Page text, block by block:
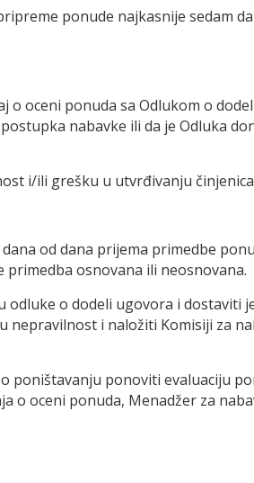
ponude najkasnije sedam
o oceni ponuda sa Odlukom o
nabavke ili da je Odluka
i/ili grešku u utvrđivanju
od dana prijema primedbe
osnovana ili neosnovana.
odluke o dodeli ugovora i dostaviti
i naložiti Komisiji za
poništavanju ponoviti evaluaciju
o oceni ponuda, Menadžer za